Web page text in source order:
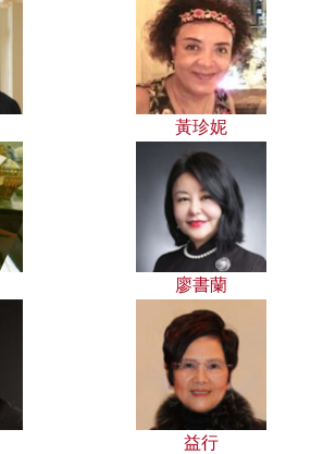
黃珍妮
廖書蘭
益行